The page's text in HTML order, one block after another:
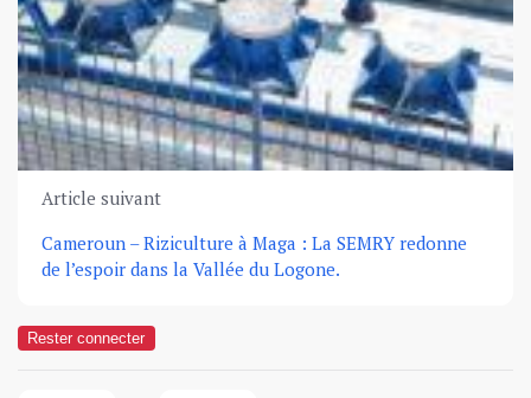
Article suivant
Cameroun – Riziculture à Maga : La SEMRY redonne
de l’espoir dans la Vallée du Logone.
Rester connecter